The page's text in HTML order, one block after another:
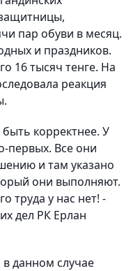
пар обуви в месяц.
и праздников.
16 тысяч тенге. На
реакция
корректнее. У
первых. Все они
и там указано
они выполняют.
труда у нас нет! -
дел РК Ерлан
в данном случае